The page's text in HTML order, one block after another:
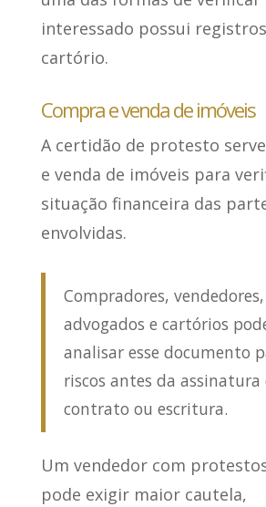
interessado possui
cartório.
Compra e venda de imóveis
A certidão de protesto
e venda de imóveis para
situação financeira das
envolvidas.
Compradores, vendedores,
advogados e cartórios
analisar esse documento
riscos antes da assinatura
contrato ou escritura.
Um vendedor com
pode exigir maior cautela,